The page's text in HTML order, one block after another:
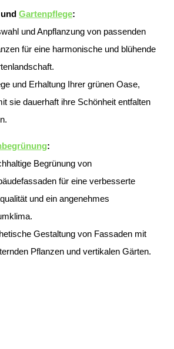
Gartenpflege:
und Anpflanzung von passenden
für eine harmonische und blühende
und Erhaltung Ihrer grünen Oase,
sie dauerhaft ihre Schönheit entfalten
:
Begrünung von
für eine verbesserte
und ein angenehmes
Gestaltung von Fassaden mit
Pflanzen und vertikalen Gärten.